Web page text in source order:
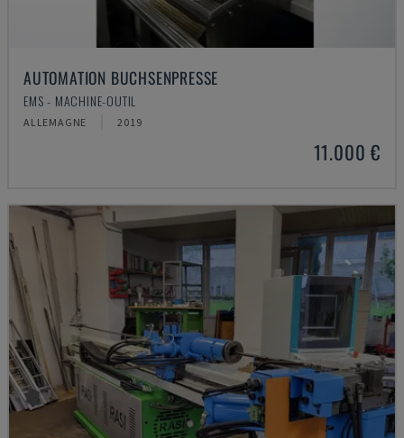
AUTOMATION BUCHSENPRESSE
EMS - MACHINE-OUTIL
ALLEMAGNE 2019
11.000 €